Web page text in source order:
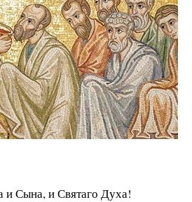
и Сына, и Святаго Духа!